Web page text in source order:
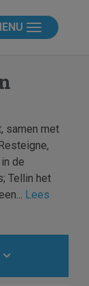
samen met
de
Tellin het
Lees